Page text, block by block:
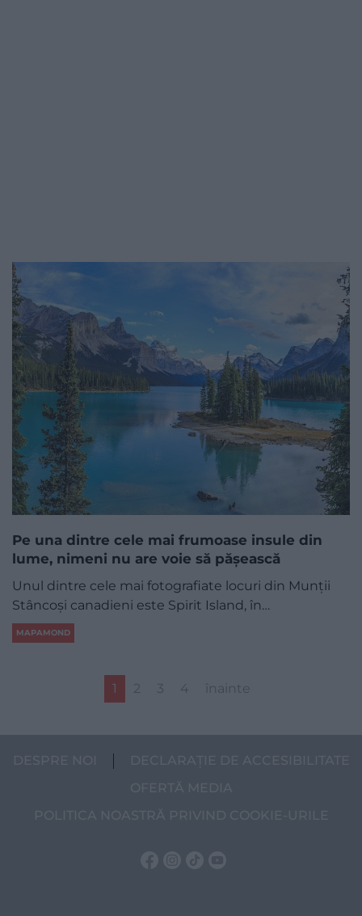
Pe una dintre cele mai frumoase insule din
lume, nimeni nu are voie să pășească
Unul dintre cele mai fotografiate locuri din Munții
Stâncoși canadieni este Spirit Island, în…
MAPAMOND
1 2 3 4 înainte